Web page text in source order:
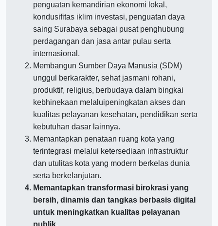
penguatan kemandirian ekonomi lokal,
kondusifitas iklim investasi, penguatan daya
saing Surabaya sebagai pusat penghubung
perdagangan dan jasa antar pulau serta
internasional.
Membangun Sumber Daya Manusia (SDM)
unggul berkarakter, sehat jasmani rohani,
produktif, religius, berbudaya dalam bingkai
kebhinekaan melaluipeningkatan akses dan
kualitas pelayanan kesehatan, pendidikan serta
kebutuhan dasar lainnya.
Memantapkan penataan ruang kota yang
terintegrasi melalui ketersediaan infrastruktur
dan utulitas kota yang modern berkelas dunia
serta berkelanjutan.
Memantapkan transformasi birokrasi yang
bersih, dinamis dan tangkas berbasis digital
untuk meningkatkan kualitas pelayanan
publik.